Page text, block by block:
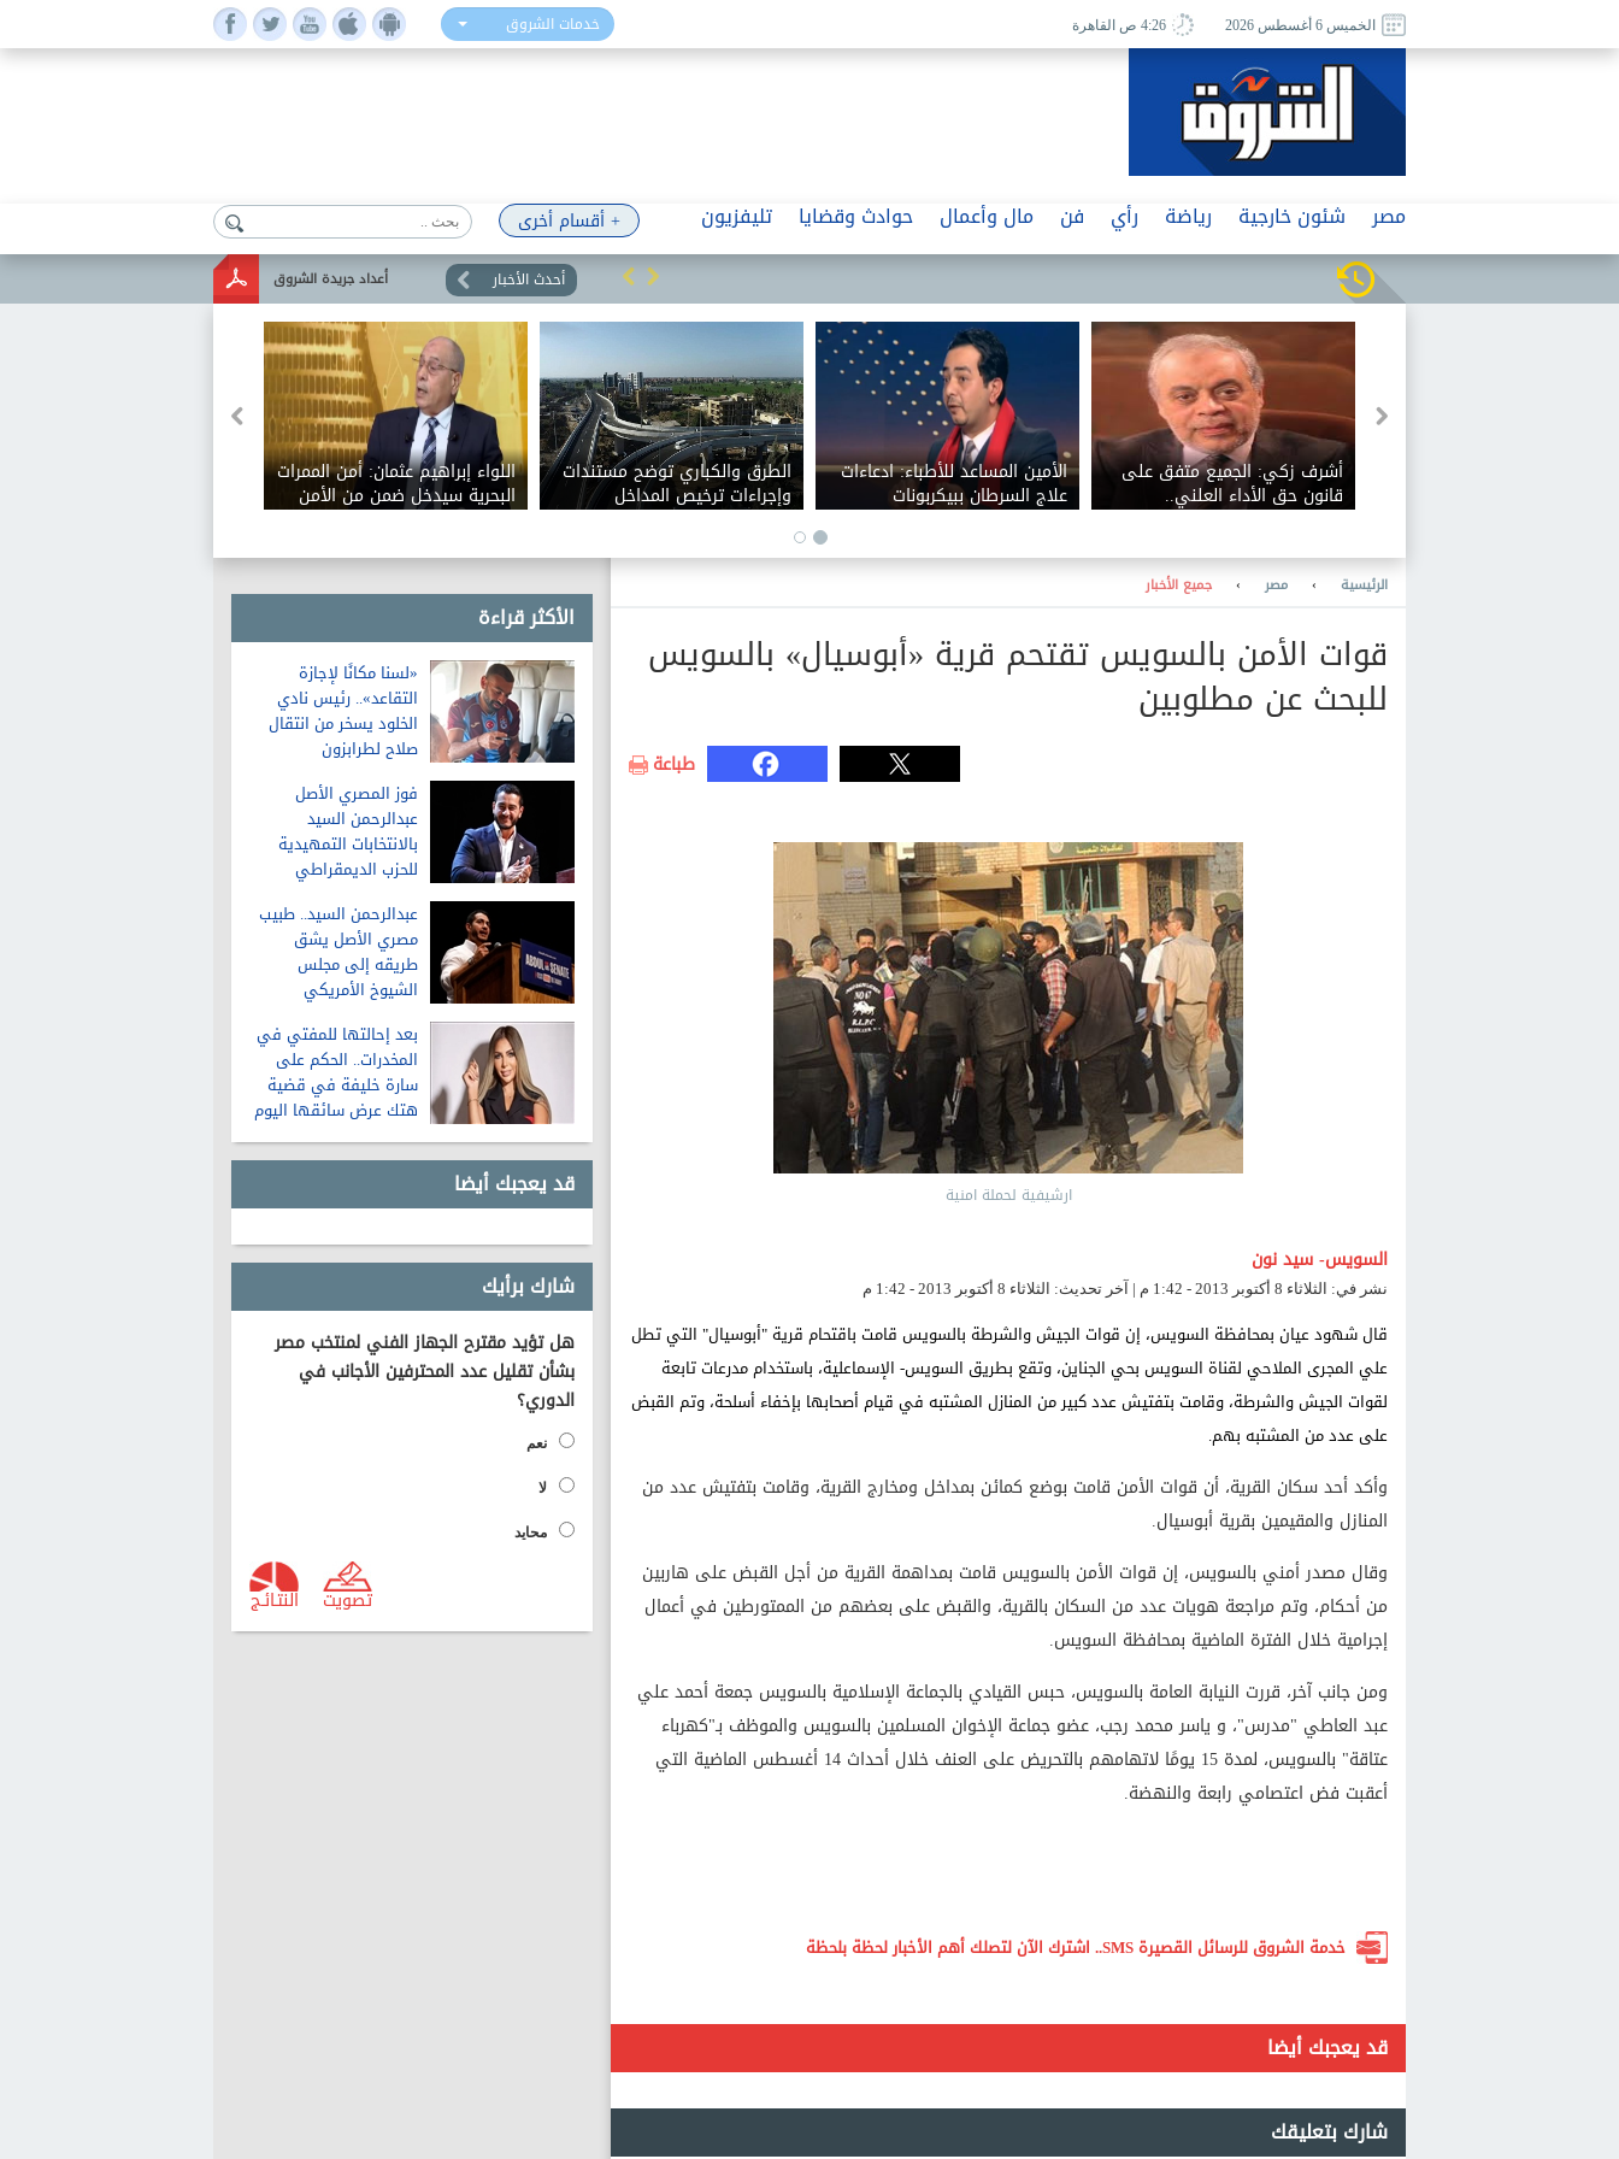
خدمات الشروق الخميس 6 أغسطس 2026 4:26 ص القاهرة
+ أقسام أخرى مصر شئون خارجية رياضة رأي فن مال وأعمال حوادث وقضايا تليفزيون
أعداد جريدة الشروق أحدث الأخبار
أشرف زكي: الجميع متفق على
قانون حق الأداء العلني..
ونناقش آليات تفعيله
الأمين المساعد للأطباء: ادعاءات
علاج السرطان ببيكربونات
الصوديوم قديمة.. ومستمرين
مروجيها
الطرق والكباري توضح مستندات
وإجراءات ترخيص المداخل
والمخارج على الطرق العامة
اللواء إبراهيم عثمان: أمن الممرات
البحرية سيدخل ضمن من الأمن
القومي للدول
الأكثر قراءة
«لسنا مكانًا لإجازة
التقاعد».. رئيس نادي
الخلود يسخر من انتقال
صلاح لطرابزون
فوز المصري الأصل
عبدالرحمن السيد
بالانتخابات التمهيدية
للحزب الديمقراطي
ميشيجان
عبدالرحمن السيد.. طبيب
مصري الأصل يشق
طريقه إلى مجلس
الشيوخ الأمريكي
بعد إحالتها للمفتي في
المخدرات.. الحكم على
سارة خليفة في قضية
هتك عرض سائقها اليوم
قد يعجبك أيضا
شارك برأيك
هل تؤيد مقترح الجهاز الفني لمنتخب مصر
بشأن تقليل عدد المحترفين الأجانب في
الدوري؟
نعم
لا
محايد
النتـائـج تصويت
الرئيسية › مصر › جميع الأخبار
قوات الأمن بالسويس تقتحم قرية «أبوسيال» بالسويس
للبحث عن مطلوبين
طباعة
ارشيفية لحملة امنية
السويس- سيد نون
نشر في: الثلاثاء 8 أكتوبر 2013 - 1:42 م | آخر تحديث: الثلاثاء 8 أكتوبر 2013 - 1:42 م
قال شهود عيان بمحافظة السويس، إن قوات الجيش والشرطة بالسويس قامت باقتحام قرية "أبوسيال" التي تطل
علي المجرى الملاحي لقناة السويس بحي الجناين، وتقع بطريق السويس- الإسماعلية، باستخدام مدرعات تابعة
لقوات الجيش والشرطة، وقامت بتفتيش عدد كبير من المنازل المشتبه في قيام أصحابها بإخفاء أسلحة، وتم القبض
على عدد من المشتبه بهم.
وأكد أحد سكان القرية، أن قوات الأمن قامت بوضع كمائن بمداخل ومخارج القرية، وقامت بتفتيش عدد من
المنازل والمقيمين بقرية أبوسيال.
وقال مصدر أمني بالسويس، إن قوات الأمن بالسويس قامت بمداهمة القرية من أجل القبض على هاربين
من أحكام، وتم مراجعة هويات عدد من السكان بالقرية، والقبض على بعضهم من الممتورطين في أعمال
إجرامية خلال الفترة الماضية بمحافظة السويس.
ومن جانب آخر، قررت النيابة العامة بالسويس، حبس القيادي بالجماعة الإسلامية بالسويس جمعة أحمد علي
عبد العاطي "مدرس"، و ياسر محمد رجب، عضو جماعة الإخوان المسلمين بالسويس والموظف بـ"كهرباء
عتاقة" بالسويس، لمدة 15 يومًا لاتهامهم بالتحريض على العنف خلال أحداث 14 أغسطس الماضية التي
أعقبت فض اعتصامي رابعة والنهضة.
خدمة الشروق للرسائل القصيرة SMS.. اشترك الآن لتصلك أهم الأخبار لحظة بلحظة
قد يعجبك أيضا
شارك بتعليقك